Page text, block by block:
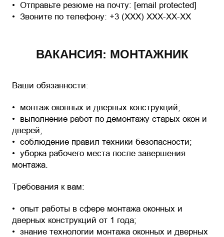
Отправьте резюме на почту: [email protected]
Звоните по телефону: +3 (XXX) XXX-XX-XX
ВАКАНСИЯ: МОНТАЖНИК
Ваши обязанности:
монтаж оконных и дверных конструкций;
выполнение работ по демонтажу старых окон и
дверей;
соблюдение правил техники безопасности;
уборка рабочего места после завершения
монтажа.
Требования к вам:
опыт работы в сфере монтажа оконных и
дверных конструкций от 1 года;
знание технологии монтажа оконных и дверных